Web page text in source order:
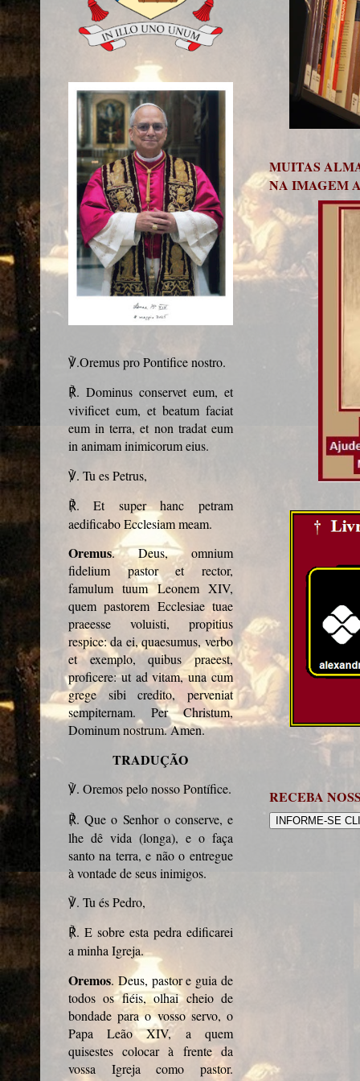
MUITAS
NA IMAGEM
RECEBA
INFORME-SE
℣.Oremus pro Pontifice nostro.
℟. Dominus conservet eum, et
vivificet eum, et beatum faciat
eum in terra, et non tradat eum
in animam inimicorum eius.
℣. Tu es Petrus,
℟. Et super hanc petram
aedificabo Ecclesiam meam.
Oremus. Deus, omnium
fidelium pastor et rector,
famulum tuum Leonem XIV,
quem pastorem Ecclesiae tuae
praeesse voluisti, propitius
respice: da ei, quaesumus, verbo
et exemplo, quibus praeest,
proficere: ut ad vitam, una cum
grege sibi credito, perveniat
sempiternam. Per Christum,
Dominum nostrum. Amen.
TRADUÇÃO
℣. Oremos pelo nosso Pontífice.
℟. Que o Senhor o conserve, e
lhe dê vida (longa), e o faça
santo na terra, e não o entregue
à vontade de seus inimigos.
℣. Tu és Pedro,
℟. E sobre esta pedra edificarei
a minha Igreja.
Oremos. Deus, pastor e guia de
todos os fiéis, olhai cheio de
bondade para o vosso servo, o
Papa Leão XIV, a quem
quisestes colocar à frente da
vossa Igreja como pastor.